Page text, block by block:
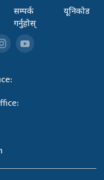
सम्पर्क
गर्नुहोस्
यूनिकोड